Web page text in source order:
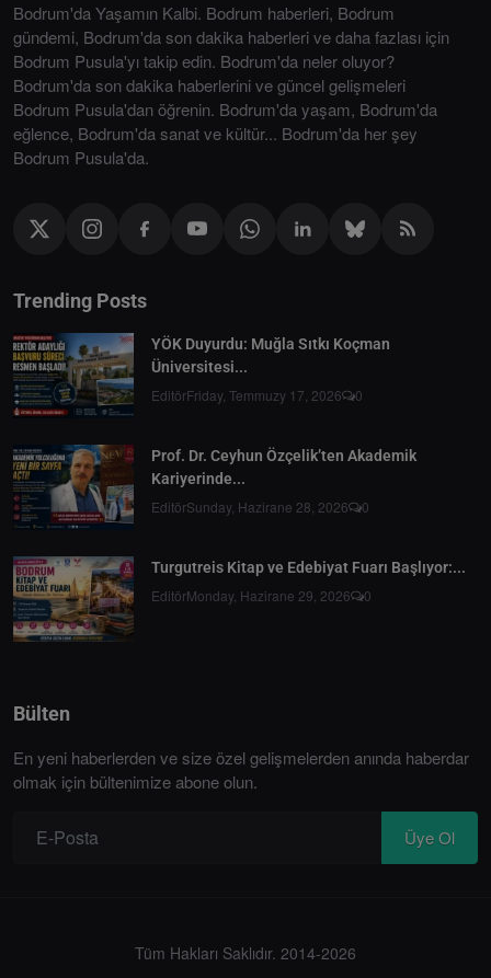
Bodrum'da Yaşamın Kalbi. Bodrum haberleri, Bodrum
gündemi, Bodrum'da son dakika haberleri ve daha fazlası için
Bodrum Pusula'yı takip edin. Bodrum'da neler oluyor?
Bodrum'da son dakika haberlerini ve güncel gelişmeleri
Bodrum Pusula'dan öğrenin. Bodrum'da yaşam, Bodrum'da
eğlence, Bodrum'da sanat ve kültür... Bodrum'da her şey
Bodrum Pusula'da.
Trending Posts
YÖK Duyurdu: Muğla Sıtkı Koçman
Üniversitesi...
EditörFriday, Temmuzy 17, 2026 0
Prof. Dr. Ceyhun Özçelik’ten Akademik
Kariyerinde...
EditörSunday, Hazirane 28, 2026 0
Turgutreis Kitap ve Edebiyat Fuarı Başlıyor:...
EditörMonday, Hazirane 29, 2026 0
Bülten
En yeni haberlerden ve size özel gelişmelerden anında haberdar
olmak için bültenimize abone olun.
Üye Ol
Tüm Hakları Saklıdır. 2014-2026